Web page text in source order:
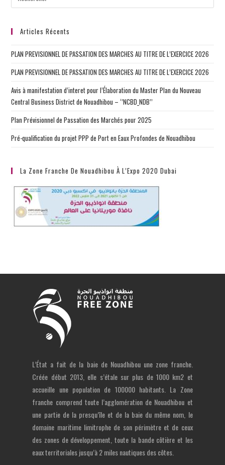
Articles Récents
PLAN PREVISIONNEL DE PASSATION DES MARCHES AU TITRE DE L’EXERCICE 2026
PLAN PREVISIONNEL DE PASSATION DES MARCHES AU TITRE DE L’EXERCICE 2026
Avis à manifestation d’interet pour l’Élaboration du Master Plan du Nouveau
Central Business District de Nouadhibou – ‘’NCBD_NDB’’
Plan Prévisionnel de Passation des Marchés pour 2025
Pré-qualification du projet PPP de Port en Eaux Profondes de Nouadhibou
La Zone Franche De Nouadhibou À L’Expo 2020 Dubai
L’État a fait de la baie de Nouadhibou une zone franche.
Créée début 2013, elle s’étale sur plus de 1000 km2 et
accueille une population de 100000 habitants. La Zone
franche comprend toute l’agglomération de Nouadhibou et
une partie de la presqu’île et de la baie du même nom, le
domaine maritime limitrophe de son périmètre et de ceux
des zones de développement, toute la bande côtière et les
eaux territoriales jusqu’à 2 miles nautiques des côtes.